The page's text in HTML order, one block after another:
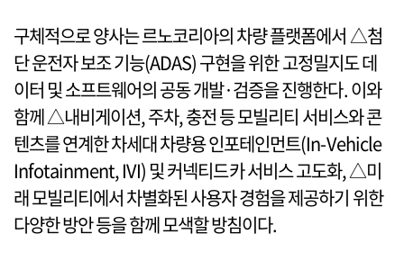
구체적으로 양사는 르노코리아의 차량 플랫폼에서 △첨
단 운전자 보조 기능(ADAS) 구현을 위한 고정밀지도 데
이터 및 소프트웨어의 공동 개발·검증을 진행한다. 이와
함께 △내비게이션, 주차, 충전 등 모빌리티 서비스와 콘
텐츠를 연계한 차세대 차량용 인포테인먼트(In-Vehicle
Infotainment, IVI) 및 커넥티드카 서비스 고도화, △미
래 모빌리티에서 차별화된 사용자 경험을 제공하기 위한
다양한 방안 등을 함께 모색할 방침이다.